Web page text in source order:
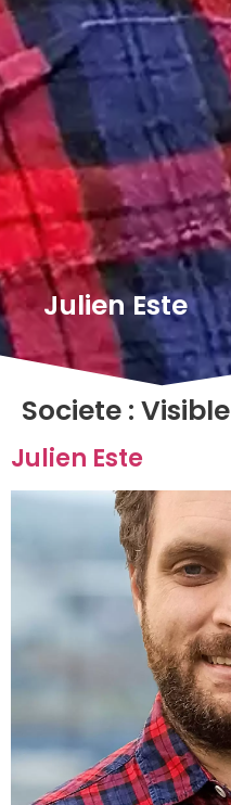
Julien Este
Societe : Visible
Julien Este